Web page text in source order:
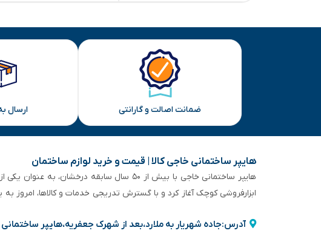
ضمانت اصالت و گارانتی ارسال
هایپر ساختمانی خاجی‌ کالا | قیمت و خرید لوازم ساختمان
هایپر ساختمانی خاجی‌ با بیش از ۵۰ سال
ابزارفروشی کوچک آغاز کرد و با گسترش تدریجی خدمات و کالاها،
آدرس:جاده شهریار به ملارد،بعد از شهرک جعفریه،هایپر